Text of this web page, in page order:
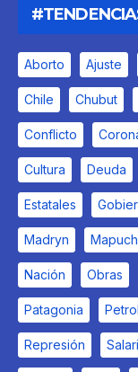
Aborto Ajuste
Chile Chubut
Conflicto
Cultura Deuda
Estatales
Madryn
Nación Obras
Patagonia
Represión